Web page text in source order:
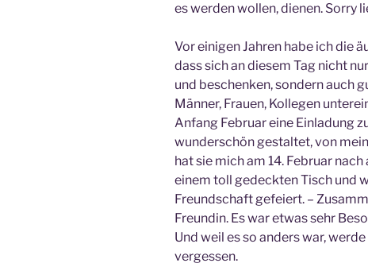
es werden wollen, dienen. Sorry
Vor einigen Jahren habe ich die
dass sich an diesem Tag nicht
und beschenken, sondern auch
Männer, Frauen, Kollegen
Anfang Februar eine Einladung
wunderschön gestaltet, von
hat sie mich am 14. Februar
einem toll gedeckten Tisch und
Freundschaft gefeiert. –
Freundin. Es war etwas sehr
Und weil es so anders war,
vergessen.